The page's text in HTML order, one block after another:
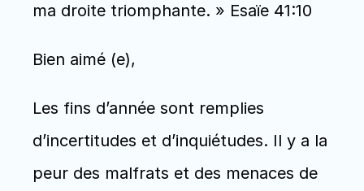
ma droite triomphante. » Esaïe 41:10
Bien aimé (e),
Les fins d’année sont remplies
d’incertitudes et d’inquiétudes. Il y a la
peur des malfrats et des menaces de